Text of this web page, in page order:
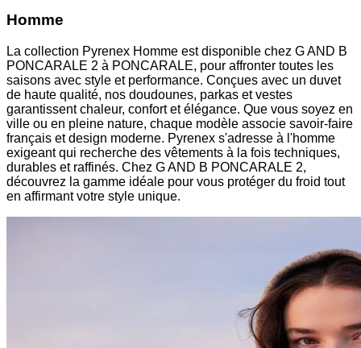
Homme
La collection Pyrenex Homme est disponible chez G AND B
PONCARALE 2 à PONCARALE, pour affronter toutes les
saisons avec style et performance. Conçues avec un duvet
de haute qualité, nos doudounes, parkas et vestes
garantissent chaleur, confort et élégance. Que vous soyez en
ville ou en pleine nature, chaque modèle associe savoir-faire
français et design moderne. Pyrenex s'adresse à l'homme
exigeant qui recherche des vêtements à la fois techniques,
durables et raffinés. Chez G AND B PONCARALE 2,
découvrez la gamme idéale pour vous protéger du froid tout
en affirmant votre style unique.